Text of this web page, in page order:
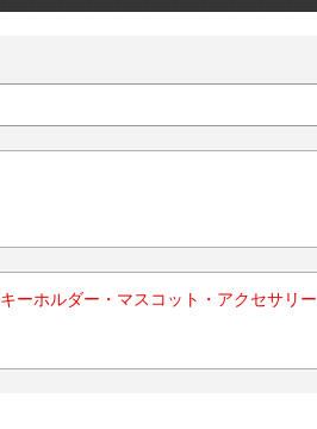
キーホルダー・マスコット・アクセサリー